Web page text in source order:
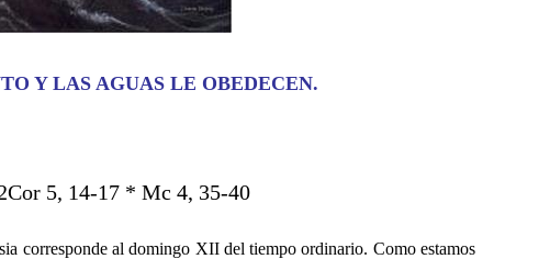
Y LAS AGUAS LE OBEDECEN.
5, 14-17 * Mc 4, 35-40
corresponde al domingo XII del tiempo ordinario. Como estamos